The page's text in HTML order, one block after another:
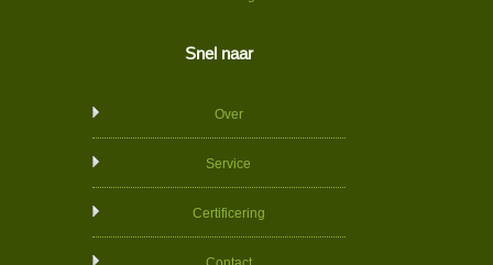
Snel naar
Over
Service
Certificering